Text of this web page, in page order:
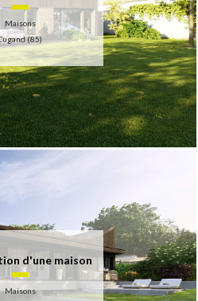
Maisons
(85)
d'une maison
Maisons